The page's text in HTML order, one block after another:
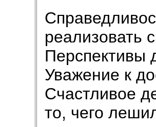
реализовать
Перспективы
Уважение к
Счастливое
то, чего